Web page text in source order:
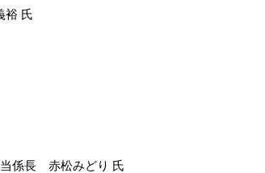
氏
当係長 赤松みどり 氏